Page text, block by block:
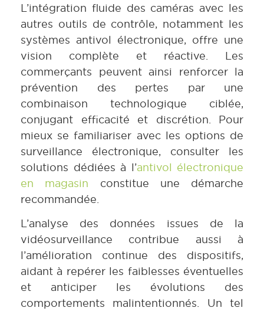
L’intégration fluide des caméras avec les
autres outils de contrôle, notamment les
systèmes antivol électronique, offre une
vision complète et réactive. Les
commerçants peuvent ainsi renforcer la
prévention des pertes par une
combinaison technologique ciblée,
conjugant efficacité et discrétion. Pour
mieux se familiariser avec les options de
surveillance électronique, consulter les
solutions dédiées à l’antivol électronique
en magasin constitue une démarche
recommandée.
L’analyse des données issues de la
vidéosurveillance contribue aussi à
l’amélioration continue des dispositifs,
aidant à repérer les faiblesses éventuelles
et anticiper les évolutions des
comportements malintentionnés. Un tel